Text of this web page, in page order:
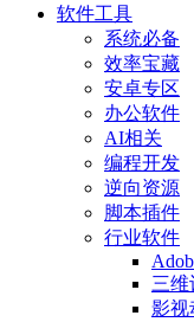
软件工具
系统必备
效率宝藏
安卓专区
办公软件
AI相关
编程开发
逆向资源
脚本插件
行业软件
三维
影视